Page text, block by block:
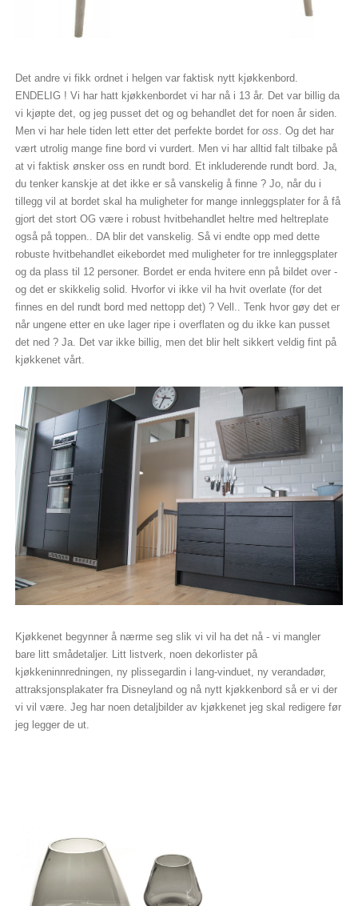
Det andre vi fikk ordnet i helgen var faktisk nytt kjøkkenbord.
ENDELIG ! Vi har hatt kjøkkenbordet vi har nå i 13 år. Det var billig da
vi kjøpte det, og jeg pusset det og og behandlet det for noen år siden.
Men vi har hele tiden lett etter det perfekte bordet for oss . Og det har
vært utrolig mange fine bord vi vurdert. Men vi har alltid falt tilbake på
at vi faktisk ønsker oss en rundt bord. Et inkluderende rundt bord. Ja,
du tenker kanskje at det ikke er så vanskelig å finne ? Jo, når du i
tillegg vil at bordet skal ha muligheter for mange innleggsplater for å få
gjort det stort OG være i robust hvitbehandlet heltre med heltreplate
også på toppen.. DA blir det vanskelig. Så vi endte opp med dette
robuste hvitbehandlet eikebordet med muligheter for tre innleggsplater
og da plass til 12 personer. Bordet er enda hvitere enn på bildet over -
og det er skikkelig solid. Hvorfor vi ikke vil ha hvit overlate (for det
finnes en del rundt bord med nettopp det) ? Vell.. Tenk hvor gøy det er
når ungene etter en uke lager ripe i overflaten og du ikke kan pusset
det ned ? Ja. Det var ikke billig, men det blir helt sikkert veldig fint på
kjøkkenet vårt.
Kjøkkenet begynner å nærme seg slik vi vil ha det nå - vi mangler
bare litt smådetaljer. Litt listverk, noen dekorlister på
kjøkkeninnredningen, ny plissegardin i lang-vinduet, ny verandadør,
attraksjonsplakater fra Disneyland og nå nytt kjøkkenbord så er vi der
vi vil være. Jeg har noen detaljbilder av kjøkkenet jeg skal redigere før
jeg legger de ut.